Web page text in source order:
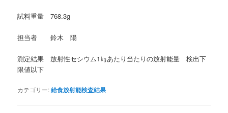
試料重量 768.3g
担当者 鈴木 陽
測定結果 放射性セシウム1㎏あたり当たりの放射能量 検出下
限値以下
カテゴリー:給食放射能検査結果